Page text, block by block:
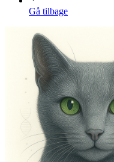
Gå tilbage